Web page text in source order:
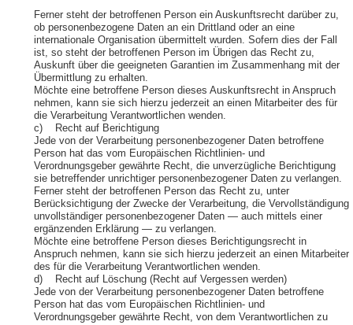
Ferner steht der betroffenen Person ein Auskunftsrecht darüber zu,
ob personenbezogene Daten an ein Drittland oder an eine
internationale Organisation übermittelt wurden. Sofern dies der Fall
ist, so steht der betroffenen Person im Übrigen das Recht zu,
Auskunft über die geeigneten Garantien im Zusammenhang mit der
Übermittlung zu erhalten.
Möchte eine betroffene Person dieses Auskunftsrecht in Anspruch
nehmen, kann sie sich hierzu jederzeit an einen Mitarbeiter des für
die Verarbeitung Verantwortlichen wenden.
c) Recht auf Berichtigung
Jede von der Verarbeitung personenbezogener Daten betroffene
Person hat das vom Europäischen Richtlinien- und
Verordnungsgeber gewährte Recht, die unverzügliche Berichtigung
sie betreffender unrichtiger personenbezogener Daten zu verlangen.
Ferner steht der betroffenen Person das Recht zu, unter
Berücksichtigung der Zwecke der Verarbeitung, die Vervollständigung
unvollständiger personenbezogener Daten — auch mittels einer
ergänzenden Erklärung — zu verlangen.
Möchte eine betroffene Person dieses Berichtigungsrecht in
Anspruch nehmen, kann sie sich hierzu jederzeit an einen Mitarbeiter
des für die Verarbeitung Verantwortlichen wenden.
d) Recht auf Löschung (Recht auf Vergessen werden)
Jede von der Verarbeitung personenbezogener Daten betroffene
Person hat das vom Europäischen Richtlinien- und
Verordnungsgeber gewährte Recht, von dem Verantwortlichen zu